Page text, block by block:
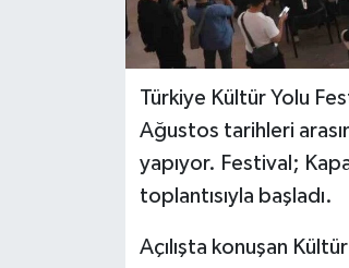
Türkiye Kültür Yolu
Ağustos tarihleri
yapıyor. Festival;
toplantısıyla başladı.
Açılışta konuşan